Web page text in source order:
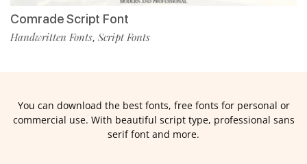
Comrade Script Font
Handwritten Fonts, Script Fonts
You can download the best fonts, free fonts for personal or
commercial use. With beautiful script type, professional sans
serif font and more.